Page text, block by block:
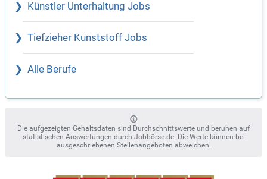
Künstler Unterhaltung Jobs
Tiefzieher Kunststoff Jobs
Alle Berufe
Die aufgezeigten Gehaltsdaten sind Durchschnittswerte und beruhen auf
statistischen Auswertungen durch Jobbörse.de. Die Werte können bei
ausgeschriebenen Stellenangeboten abweichen.